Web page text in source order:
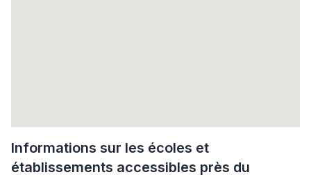
Informations sur les écoles et
établissements accessibles près du